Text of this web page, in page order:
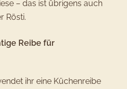
– das ist übrigens auch
Rösti.
Reibe für
ihr eine Küchenreibe